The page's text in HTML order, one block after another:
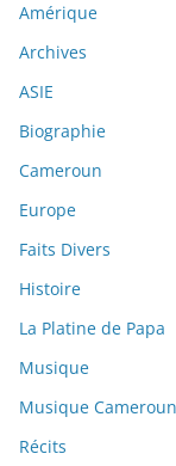
Amérique
Archives
ASIE
Biographie
Cameroun
Europe
Faits Divers
Histoire
La Platine de Papa
Musique
Musique
Récits